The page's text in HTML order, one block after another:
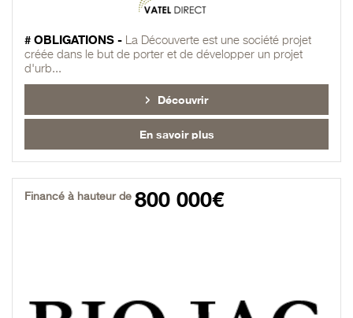
# OBLIGATIONS -
La Découverte est une société projet
créée dans le but de porter et de développer un projet
d'urb...
Découvrir
En savoir plus
Financé à hauteur de 800 000€